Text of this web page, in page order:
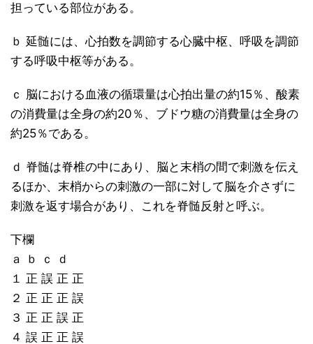
担っている部位がある。
ｂ 延髄には、心拍数を調節する心臓中枢、呼吸を調節
する呼吸中枢等がある。
ｃ 脳における血液の循環量は心拍出量の約15％、酸素
の消費量は全身の約20％、ブドウ糖の消費量は全身の
約25％である。
ｄ 脊髄は脊椎の中にあり、脳と末梢の間で刺激を伝え
るほか、末梢からの刺激の一部に対して脳を介さずに
刺激を返す場合があり、これを脊髄反射と呼ぶ。
下欄
ａ ｂ ｃ ｄ
１ 正 誤 正 正
２ 正 正 正 誤
３ 正 正 誤 正
４ 誤 正 正 誤